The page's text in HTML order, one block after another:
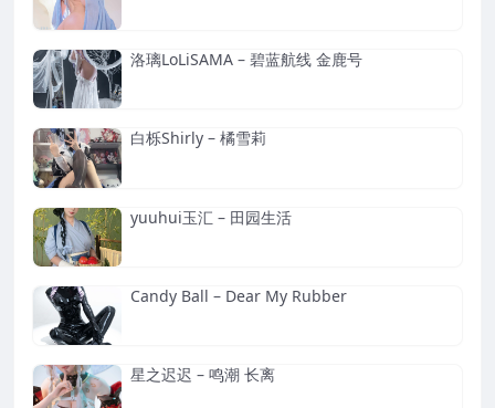
洛璃LoLiSAMA – 碧蓝航线 金鹿号
白栎Shirly – 橘雪莉
yuuhui玉汇 – 田园生活
Candy Ball – Dear My Rubber
星之迟迟 – 鸣潮 长离